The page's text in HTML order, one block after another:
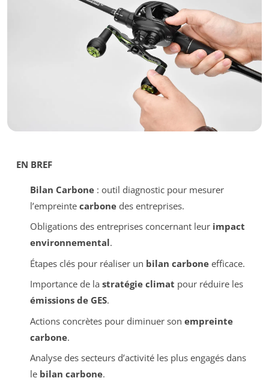
EN BREF
Bilan Carbone: outil diagnostic pour mesurer
l’empreinte carbonedes entreprises.
Obligations des entreprises concernant leur impact
environnemental.
Étapes clés pour réaliser un bilan carboneefficace.
Importance de la stratégie climat pour réduire les
émissions de GES.
Actions concrètes pour diminuer son empreinte
carbone.
Analyse des secteurs d’activité les plus engagés dans
le bilan carbone.